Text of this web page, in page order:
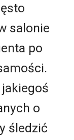
salonie
po
o
śledzić